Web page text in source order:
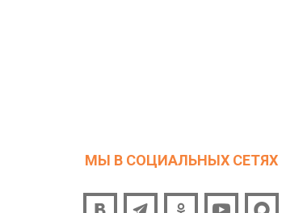
МЫ В СОЦИАЛЬНЫХ СЕТЯХ